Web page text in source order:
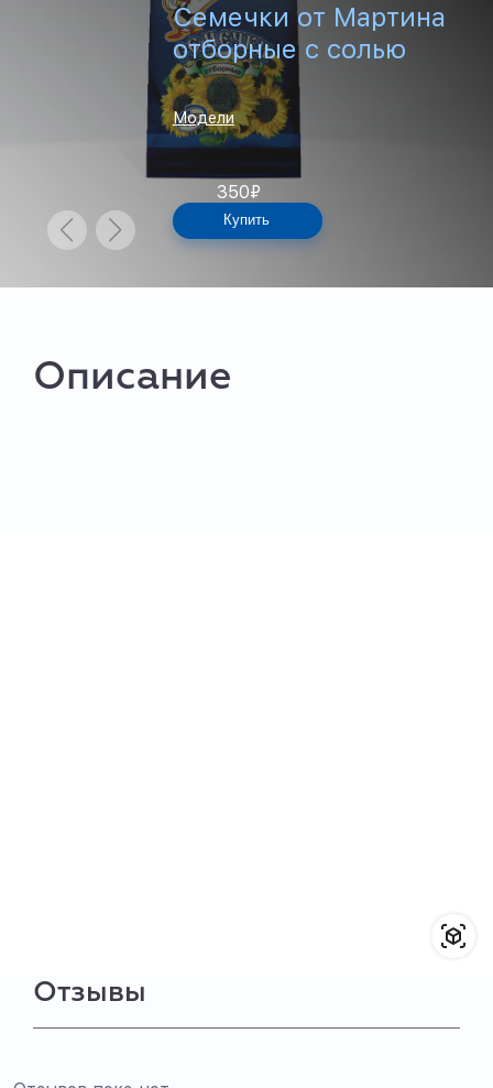
Семечки от Мартина
отборные с солью
Модели
350₽
Купить
Описание
Отзывы